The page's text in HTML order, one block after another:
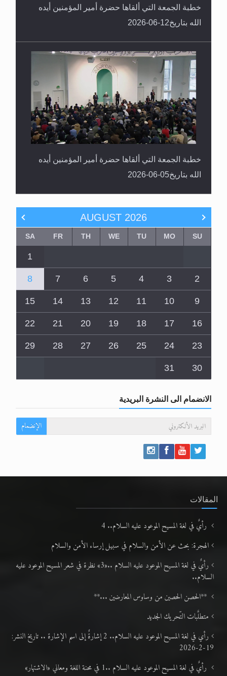
خطبة الجمعة التي ألقاها حضرة أمير المؤمنين أيده
الله بتاريخ12-06-2026
خطبة الجمعة التي ألقاها حضرة أمير المؤمنين أيده
الله بتاريخ05-06-2026
AUGUST 2026
SU
MO
TU
WE
TH
FR
SA
1
2
3
4
5
6
7
8
9
10
11
12
13
14
15
16
17
18
19
20
21
22
23
24
25
26
27
28
29
30
31
الانضمام الى النشرة البريدية
الإنضمام
المقالات
رأيٌ في لغة المسيح الموعود عليه السلام.. 4
الهجرة: بحث عن الأمن والسلام في سبيل إرساء الأمن والسلام
رأيٌ في لغة المسيح الموعود عليه السلام ..«3» نظرة في شعر المسيح الموعود عليه
السلام..
**الحصن الحصين من وساوس المعارضين ...**
متطلَّبات التّحريك الجديد
رأي في لغة المسيح الموعود عليه السلام.. 2 إشارةٌ إلى اسم الإشارة .. تاريخ النشر:
19-2-2026
رأيٌ في لغة المسيح الموعود عليه السلام ..1 في محنة اللغة ومعاني «الاشتهار»